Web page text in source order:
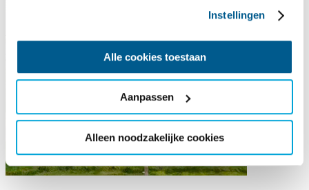
Instellingen
Alle cookies toestaan
Aanpassen
Alleen noodzakelijke cookies